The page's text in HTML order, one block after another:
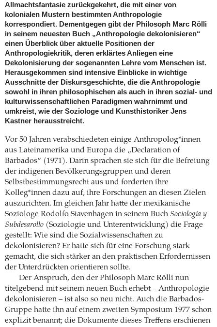
Allmachtsfantasie zurückgekehrt, die mit einer von
kolonialen Mustern bestimmten Anthropologie
korrespondiert. Dementgegen gibt der Philosoph Marc Rölli
in seinem neuesten Buch „Anthropologie dekolonisieren“
einen Überblick über aktuelle Positionen der
Anthropologiekritik, deren erklärtes Anliegen eine
Dekolonisierung der sogenannten Lehre vom Menschen ist.
Herausgekommen sind intensive Einblicke in wichtige
Ausschnitte der Diskursgeschichte, die die Anthropologie
sowohl in ihren philosophischen als auch in ihren sozial- und
kulturwissenschaftlichen Paradigmen wahrnimmt und
umkreist, wie der Soziologe und Kunsthistoriker Jens
Kastner herausstreicht.
Vor 50 Jahren verabschiedeten einige Anthropolog*innen
aus Lateinamerika und Europa die „Declaration of
Barbados“ (1971). Darin sprachen sie sich für die Befreiung
der indigenen Bevölkerungsgruppen und deren
Selbstbestimmungsrecht aus und forderten ihre
Kolleg*innen dazu auf, ihre Forschungen an diesen Zielen
auszurichten. Im gleichen Jahr hatte der mexikanische
Soziologe Rodolfo Stavenhagen in seinem Buch Sociología y
Subdesarollo (Soziologie und Unterentwicklung) die Frage
gestellt: Wie sind die Sozialwissenschaften zu
dekolonisieren? Er hatte sich für eine Forschung stark
gemacht, die sich stärker an den praktischen Erfordernissen
der Unterdrückten orientieren sollte.
Der Anspruch, den der Philosoph Marc Rölli nun
titelgebend mit seinem neuen Buch erhebt – Anthropologie
dekolonisieren – ist also so neu nicht. Auch die Barbados-
Gruppe hatte ihn auf einem zweiten Symposium 1977 schon
explizit benannt; die Dokumente dieses Treffens erschienen